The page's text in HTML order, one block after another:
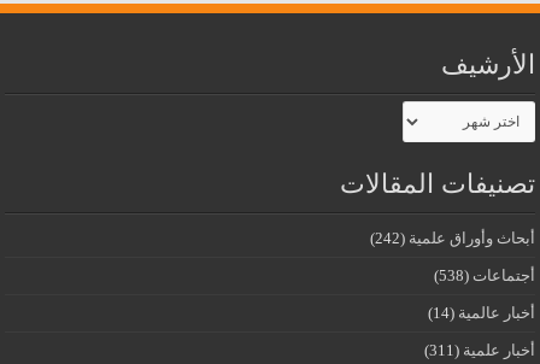
الأرشيف
الأرشيف
تصنيفات المقالات
أبحاث وأوراق علمية (242)
أجتماعات (538)
أخبار عالمية (14)
أخبار علمية (311)